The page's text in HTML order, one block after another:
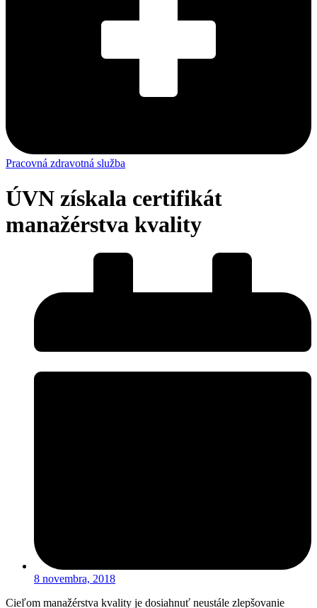
Pracovná zdravotná služba
ÚVN získala certifikát
manažérstva kvality
8 novembra, 2018
Cieľom manažérstva kvality je dosiahnuť neustále zlepšovanie